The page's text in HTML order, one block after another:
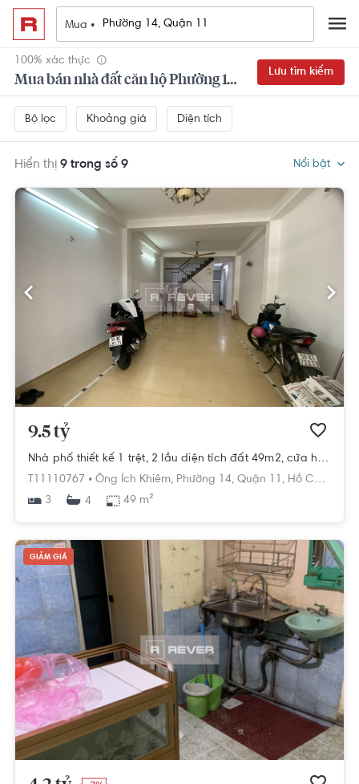
Mua •
100% xác thực
Mua bán nhà đất căn hộ Phường 14, Quận 11
Lưu tìm kiếm
Bộ lọc Khoảng giá Diện tích
Hiển thị 9 trong số 9 Nổi bật
9.5 tỷ
Nhà phố thiết kế 1 trệt, 2 lầu diện tích đất 49m2, cửa hướng Tây Bắc.
T11110767 • Ông Ích Khiêm, Phường 14, Quận 11, Hồ Chí Minh
3
4 49 m²
GIẢM GIÁ